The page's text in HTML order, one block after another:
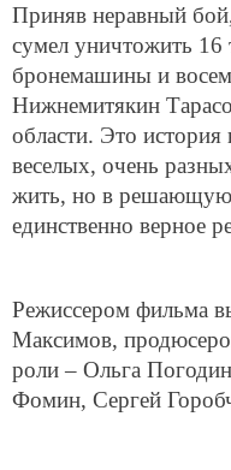
Приняв неравный
сумел уничтожить 16
бронемашины и
Нижнемитякин
области. Это история
веселых, очень
жить, но в решающую
единственно верное
Режиссером фильма
Максимов,
роли – Ольга
Фомин, Сергей